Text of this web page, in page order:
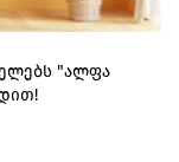
"ალფა